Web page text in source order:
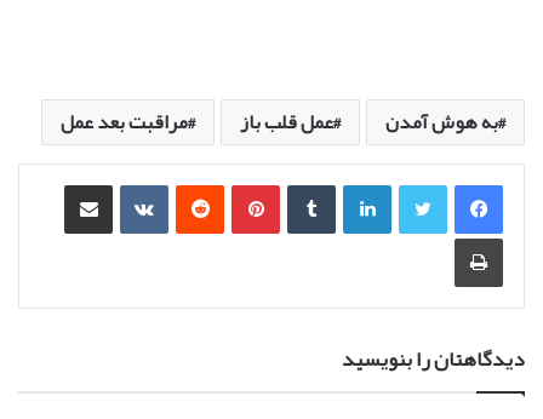
به هوش آمدن عمل قلب باز مراقبت بعد عمل
لینکدین ‫پین‌ترست ‫رددیت
چاپ
دیدگاهتان را بنویسید